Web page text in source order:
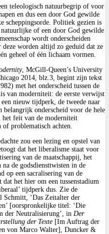
teleologisch natuurbegrip of voor
en dus een door God gewilde
scheppingsorde. Politiek gezien is
of een door God gewilde
wordt onderscheiden
deze worden altijd zo geduid dat ze
geheel of één lichaam vormen.
, McGill-Queen’s University
2014, blz.3, begint zijn tekst
met het onderscheid tussen de
van moderniteit: de eerste verwijst
nieuw tijdperk, de tweede naar
belangrijk onderscheid voor de hele
het feit van de moderniteit
problematisch achten.
zou een lezing en opstel van
dat het liberalisme staat voor
van de maatschappij, het
de godsdiensttwisten in de
op een sacralisering van de
het hier om een tussenstadium
tijdperk dus. Zie de
Schmitt, ‘Das Zeitalter der
[oorspronkelijke titel: ‘Die
der Neutralisierung’, in Der
der Texte [Im Auftrag der
von Marco Walter], Duncker &